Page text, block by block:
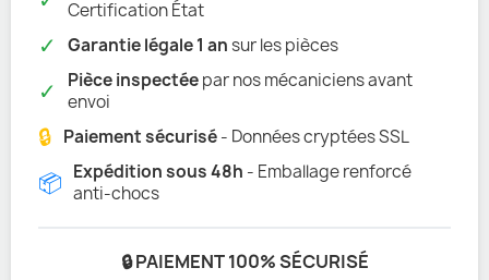
Certification État
✓ Garantie légale 1 ansur les pièces
✓ Pièce inspectéepar nos mécaniciens avant
envoi
🔒 Paiement sécurisé- Données cryptées SSL
📦 Expédition sous 48h - Emballage renforcé
anti-chocs
🔒 PAIEMENT 100% SÉCURISÉ